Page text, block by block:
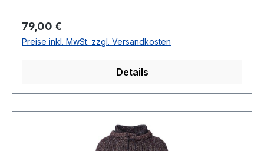
BändchenPassform: Normal geschnitten
(COMFORT)97 % Baumwolle 3 % Polyamid30°
waschbarModell Nr.: 444354600Farb Nr.: 126
Regulärer Preis:
79,00 €
Preise inkl. MwSt. zzgl. Versandkosten
Details